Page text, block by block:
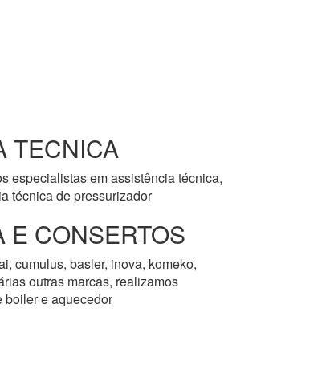
TECNICA
especialistas em assistência técnica,
técnica de pressurizador
E CONSERTOS
cumulus, basler, inova, komeko,
outras marcas, realizamos
boiler e aquecedor